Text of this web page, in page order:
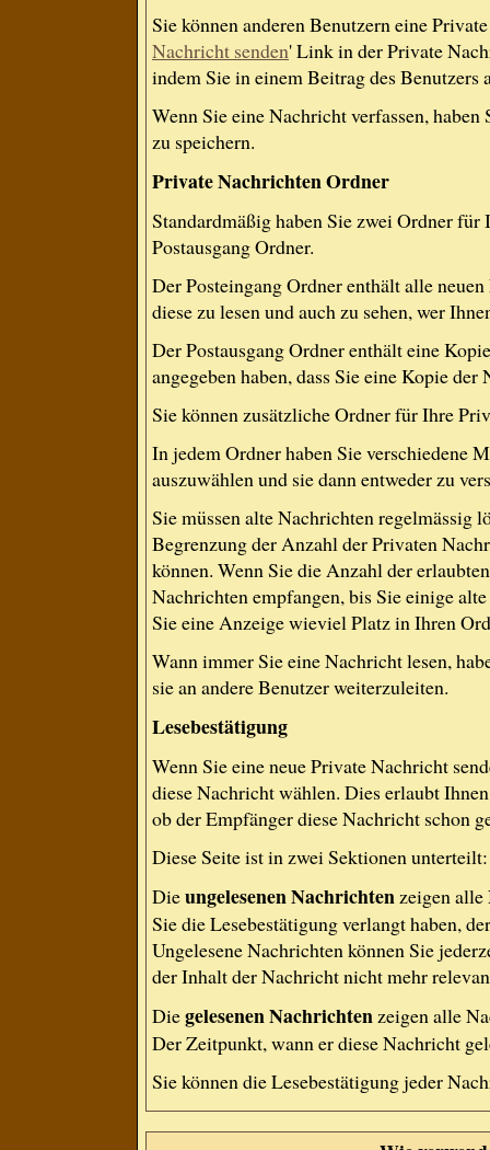
Sie können anderen Benutzern eine
Nachricht senden' Link in der Private
indem Sie in einem Beitrag des Benutzers
Wenn Sie eine Nachricht verfassen,
zu speichern.
Private Nachrichten Ordner
Standardmäßig haben Sie zwei Ordner
Postausgang Ordner.
Der Posteingang Ordner enthält alle
diese zu lesen und auch zu sehen, wer
Der Postausgang Ordner enthält eine
angegeben haben, dass Sie eine Kopie
Sie können zusätzliche Ordner für Ihre
In jedem Ordner haben Sie verschiedene
auszuwählen und sie dann entweder zu
Sie müssen alte Nachrichten regelmässig
Begrenzung der Anzahl der Privaten
können. Wenn Sie die Anzahl der
Nachrichten empfangen, bis Sie einige
Sie eine Anzeige wieviel Platz in Ihren
Wann immer Sie eine Nachricht lesen,
sie an andere Benutzer weiterzuleiten.
Lesebestätigung
Wenn Sie eine neue Private Nachricht
diese Nachricht wählen. Dies erlaubt
ob der Empfänger diese Nachricht schon
Diese Seite ist in zwei Sektionen
Dieungelesenen Nachrichtenzeigen alle
Sie die Lesebestätigung verlangt haben,
Ungelesene Nachrichten können Sie
der Inhalt der Nachricht nicht mehr
Diegelesenen Nachrichtenzeigen alle
Der Zeitpunkt, wann er diese Nachricht
Sie können die Lesebestätigung jeder